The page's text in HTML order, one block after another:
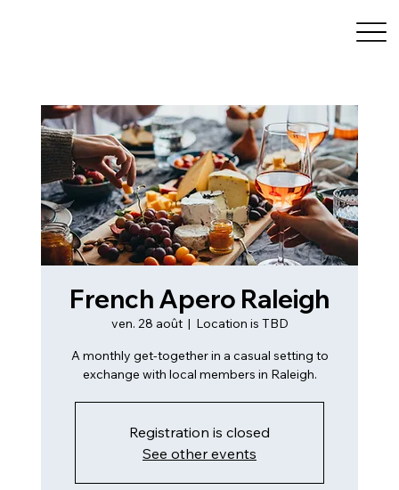
French Apero Raleigh
ven. 28 août
  |
Location is TBD
A monthly get-together in a casual setting to
exchange with local members in Raleigh.
Registration is closed
See other events